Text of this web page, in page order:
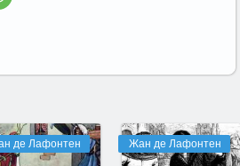
де Лафонтен Жан де Лафонтен